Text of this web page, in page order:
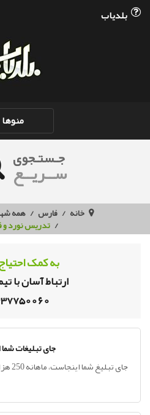
بلدیاب
Toggle
منوها
جـستـجوی
ســریــع
خانه فارس همه
تدریس نورد و
به کمک
ارتباط آسان با
جای تبلیغات
جای تبلیغ شما اینجاست، ماهانه 250 هزار تومان با لینک مستقیم